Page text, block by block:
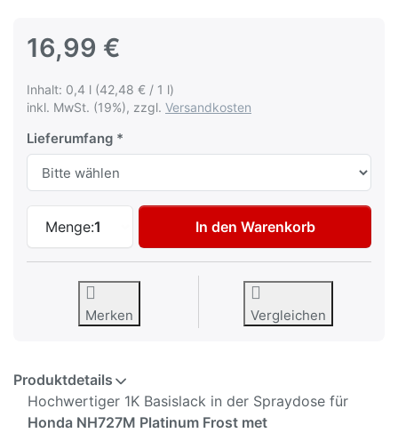
16,99 €
Inhalt: 0,4 l (42,48 € / 1 l)
inkl. MwSt. (19%), zzgl. Versandkosten
Lieferumfang
Menge:1
Autolack Spraydose für Honda NH727M
In den Warenkorb
Merken Vergleichen
Produktdetails
Hochwertiger 1K Basislack in der Spraydose für
Honda NH727M Platinum Frost met